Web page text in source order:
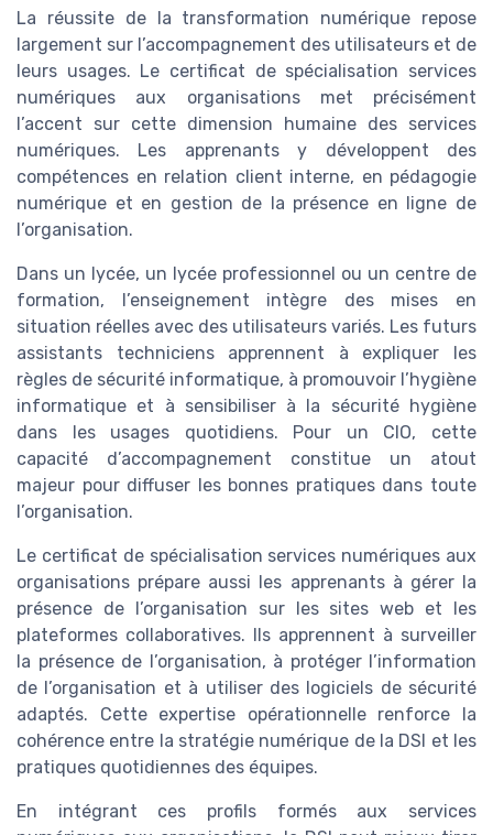
La réussite de la transformation numérique repose
largement sur l’accompagnement des utilisateurs et de
leurs usages. Le certificat de spécialisation services
numériques aux organisations met précisément
l’accent sur cette dimension humaine des services
numériques. Les apprenants y développent des
compétences en relation client interne, en pédagogie
numérique et en gestion de la présence en ligne de
l’organisation.
Dans un lycée, un lycée professionnel ou un centre de
formation, l’enseignement intègre des mises en
situation réelles avec des utilisateurs variés. Les futurs
assistants techniciens apprennent à expliquer les
règles de sécurité informatique, à promouvoir l’hygiène
informatique et à sensibiliser à la sécurité hygiène
dans les usages quotidiens. Pour un CIO, cette
capacité d’accompagnement constitue un atout
majeur pour diffuser les bonnes pratiques dans toute
l’organisation.
Le certificat de spécialisation services numériques aux
organisations prépare aussi les apprenants à gérer la
présence de l’organisation sur les sites web et les
plateformes collaboratives. Ils apprennent à surveiller
la présence de l’organisation, à protéger l’information
de l’organisation et à utiliser des logiciels de sécurité
adaptés. Cette expertise opérationnelle renforce la
cohérence entre la stratégie numérique de la DSI et les
pratiques quotidiennes des équipes.
En intégrant ces profils formés aux services